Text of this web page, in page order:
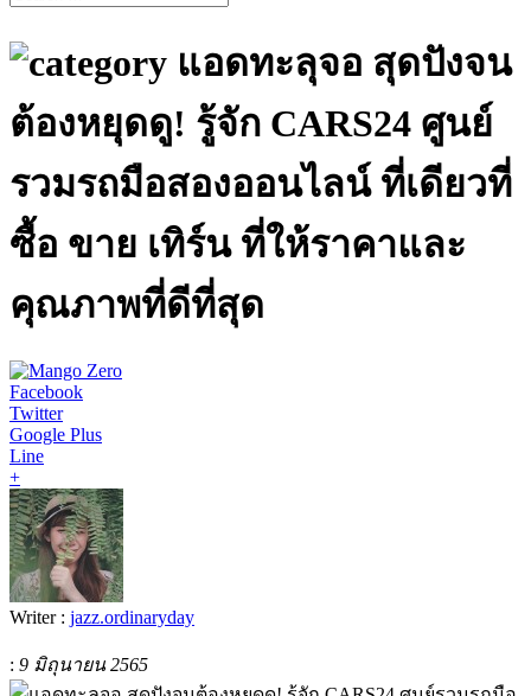
แอดทะลุจอ สุดปังจน
ต้องหยุดดู! รู้จัก CARS24 ศูนย์
รวมรถมือสองออนไลน์ ที่เดียวที่
ซื้อ ขาย เทิร์น ที่ให้ราคาและ
คุณภาพที่ดีที่สุด
Facebook
Twitter
Google Plus
Line
+
Writer : jazz.ordinaryday
: 9 มิถุนายน 2565